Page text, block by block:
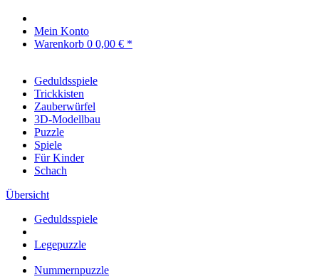
Mein Konto
Warenkorb 0 0,00 € *
Geduldsspiele
Trickkisten
Zauberwürfel
3D-Modellbau
Puzzle
Spiele
Für Kinder
Schach
Übersicht
Geduldsspiele
Legepuzzle
Nummernpuzzle